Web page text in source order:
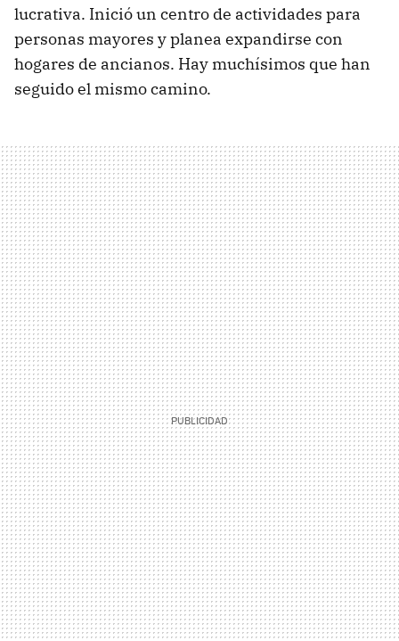
lucrativa. Inició un centro de actividades para
personas mayores y planea expandirse con
hogares de ancianos. Hay muchísimos que han
seguido el mismo camino.